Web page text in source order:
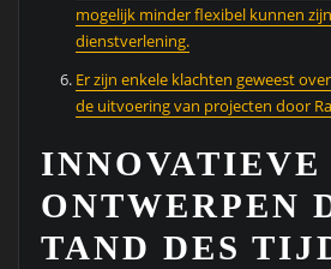
mogelijk minder flexibel kunnen
dienstverlening.
Er zijn enkele klachten geweest
de uitvoering van projecten door
INNOVATIEVE
ONTWERPEN
TAND DES